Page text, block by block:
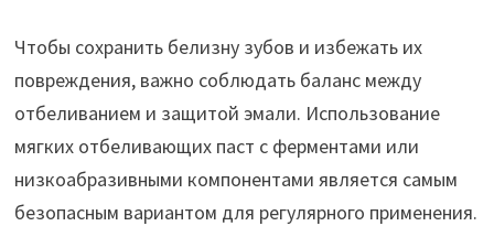
Чтобы сохранить белизну зубов и избежать их
повреждения, важно соблюдать баланс между
отбеливанием и защитой эмали. Использование
мягких отбеливающих паст с ферментами или
низкоабразивными компонентами является самым
безопасным вариантом для регулярного применения.